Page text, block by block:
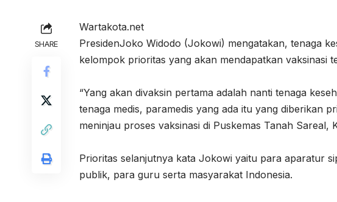
SHARE
Wartakota.net
PresidenJoko Widodo (Jokowi) mengatakan, tenaga
kelompok prioritas yang akan mendapatkan vaksinasi
“Yang akan divaksin pertama adalah nanti tenaga
tenaga medis, paramedis yang ada itu yang diberikan
meninjau proses vaksinasi di Puskemas Tanah Sareal,
Prioritas selanjutnya kata Jokowi yaitu para aparatur
publik, para guru serta masyarakat Indonesia.